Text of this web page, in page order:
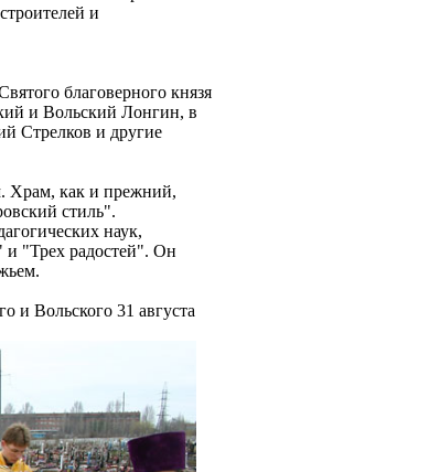
и
благоверного князя
и Вольский Лонгин, в
Стрелков и другие
Храм, как и прежний,
стиль".
наук,
и "Трех радостей". Он
и Вольского 31 августа